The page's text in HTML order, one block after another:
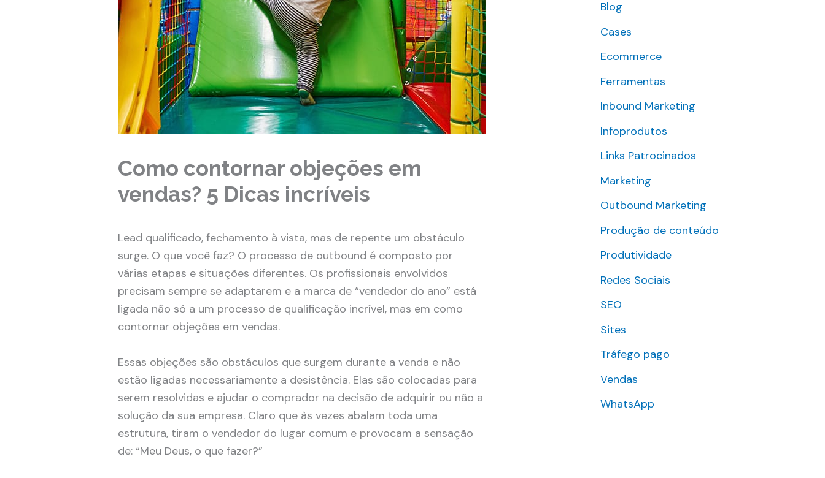
Como contornar objeções em
vendas? 5 Dicas incríveis
Lead qualificado, fechamento à vista, mas de repente um obstáculo
surge. O que você faz? O processo de outbound é composto por
várias etapas e situações diferentes. Os profissionais envolvidos
precisam sempre se adaptarem e a marca de “vendedor do ano” está
ligada não só a um processo de qualificação incrível, mas em como
contornar objeções em vendas.
Essas objeções são obstáculos que surgem durante a venda e não
estão ligadas necessariamente a desistência. Elas são colocadas para
serem resolvidas e ajudar o comprador na decisão de adquirir ou não a
solução da sua empresa. Claro que às vezes abalam toda uma
estrutura, tiram o vendedor do lugar comum e provocam a sensação
de: “Meu Deus, o que fazer?”
s
a
r
p
Blog
Cases
Ecommerce
Ferramentas
Inbound Marketing
Infoprodutos
Links Patrocinados
Marketing
Outbound Marketing
Produção de conteúdo
Produtividade
Redes Sociais
SEO
Sites
Tráfego pago
Vendas
WhatsApp